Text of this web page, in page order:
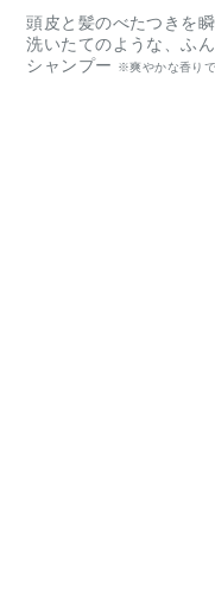
頭皮と髪のべたつきを
洗いたてのような、ふ
シャンプー
※爽やかな香り